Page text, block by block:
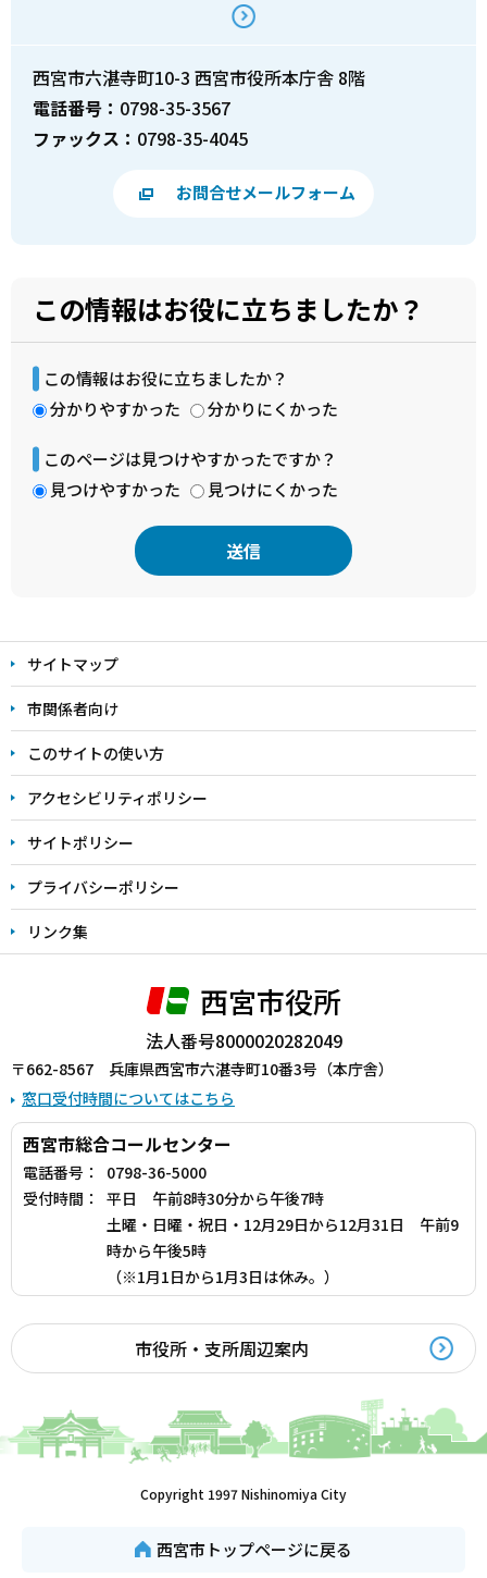
西宮市六湛寺町10-3 西宮市役所本庁舎 8階
電話番号： 0798-35-3567
ファックス： 0798-35-4045
お問合せメールフォーム
この情報はお役に立ちましたか？
この情報はお役に立ちましたか？
分かりやすかった
分かりにくかった
このページは見つけやすかったですか？
見つけやすかった
見つけにくかった
文
こ
こ
ま
で
サイトマップ
市関係者向け
このサイトの使い方
アクセシビリティポリシー
サイトポリシー
プライバシーポリシー
リンク集
西宮市役所
法人番号8000020282049
〒662-8567 兵庫県西宮市六湛寺町10番3号（本庁舎）
窓口受付時間についてはこちら
西宮市総合コールセンター
電話番号：
0798-36-5000
受付時間：
平日 午前8時30分から午後7時
土曜・日曜・祝日・12月29日から12月31日 午前9
時から午後5時
（※1月1日から1月3日は休み。）
市役所・支所周辺案内
Copyright 1997 Nishinomiya City
西宮市トップページに戻る